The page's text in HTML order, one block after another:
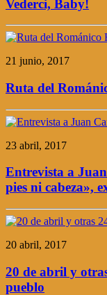
Vederci, Baby!
21 junio, 2017
Ruta del
23 abril, 2017
Entrevista a
pies ni cabeza»,
20 abril, 2017
20 de abril y
pueblo